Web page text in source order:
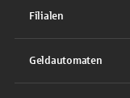
Filialen
Geldautomaten